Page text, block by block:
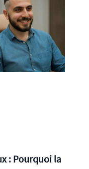
: Pourquoi la